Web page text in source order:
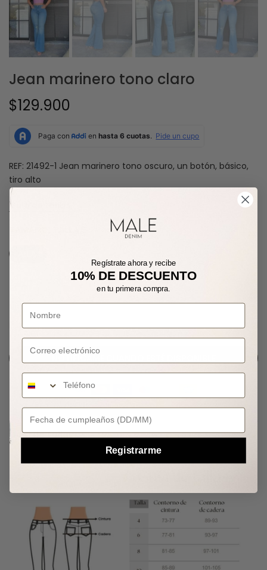
Jean marinero tono claro
$129.900
REF: 21492-1 Jean marinero tono oscuro, un botón, básico,
tiro alto
Guía de tallas
AGOTADO
Guía de Tallas
Regístrate ahora y recibe
10% DE DESCUENTO
en tu primera compra.
Correo electrónico
Your Birthday
Registrarme